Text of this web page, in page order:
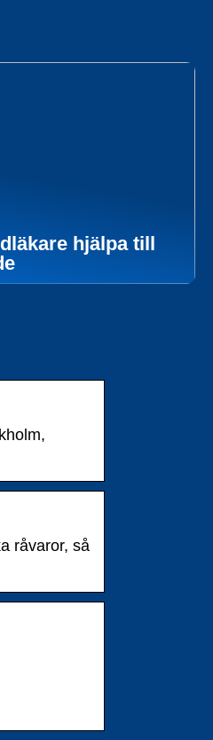
hjälpa till
råvaror, så